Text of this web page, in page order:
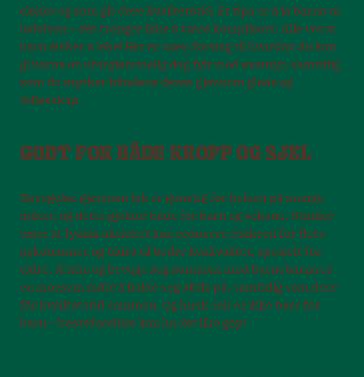
elsker og som gir dere kvalitetstid. Et tips er å la barna ta
ledelsen – det trenger ikke å være komplisert. Alle vet at
barn elsker å leke! Her er noen forslag til hvordan du kan
gi barna en uforglemmelig dag fylt med eventyr, samtidig
som du styrker båndene deres gjennom glede og
fellesskap.
GODT FOR BÅDE KROPP OG SJEL
Bevegelse gjennom lek er gunstig for helsen på mange
måter, og dette gjelder både for barn og voksne. Studier
viser at fysisk aktivitet kan redusere risikoen for flere
sykdommer og bidra til bedre livskvalitet, spesielt for
eldre. Å leke og bevege seg sammen med barnebarna er
en morsom måte å holde seg aktiv på, samtidig som dere
får kvalitetstid sammen. Og husk: lek er ikke bare for
barn – besteforeldre kan ha det like gøy!